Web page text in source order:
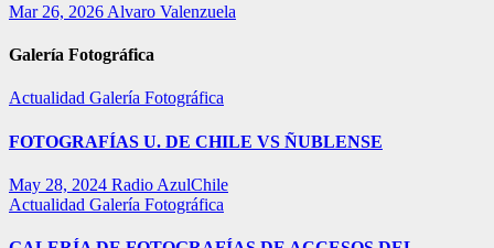
Mar 26, 2026 Alvaro Valenzuela
Galería Fotográfica
Actualidad Galería Fotográfica
FOTOGRAFÍAS U. DE CHILE VS ÑUBLENSE
May 28, 2024 Radio AzulChile
Actualidad Galería Fotográfica